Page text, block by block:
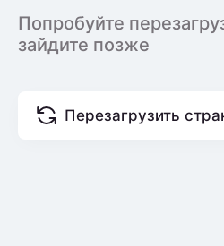
Попробуйте
зайдите позже
Перезагрузить